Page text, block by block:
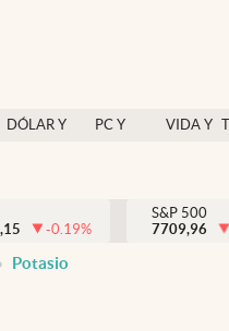
DÓLAR Y
PC Y
VIDA Y
México
-0.19%
S&P 500
7709,96
Potasio